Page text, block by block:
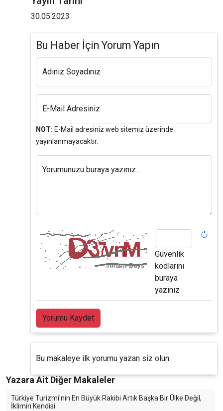
30.05.2023
Bu Haber İçin Yorum Yapın
Adınız Soyadınız
E-Mail Adresiniz
NOT: E-Mail adresiniz web sitemiz üzerinde
yayınlanmayacaktır.
Yorumunuzu buraya yazınız...
Güvenlik
kodlarını
buraya
yazınız
Yorumu Kaydet
Bu makaleye ilk yorumu yazan siz olun.
Yazara Ait Diğer Makaleler
Türkiye Turizmi'nin En Büyük Rakibi Artık Başka Bir Ülke Değil,
İklimin Kendisi